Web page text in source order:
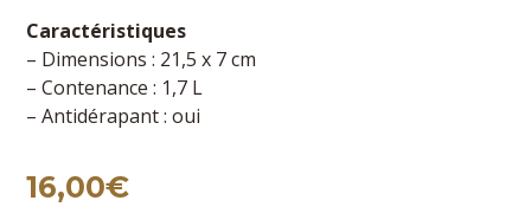
Caractéristiques
– Dimensions : 21,5 x 7 cm
– Contenance : 1,7 L
– Antidérapant : oui
16,00€